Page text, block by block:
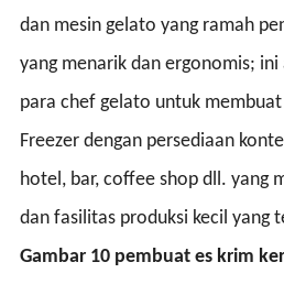
dan mesin gelato yang ramah
yang menarik dan ergonomis;
para chef gelato untuk
Freezer dengan persediaan
hotel, bar, coffee shop dll. yang
dan fasilitas produksi kecil yang
Gambar 10 pembuat es krim